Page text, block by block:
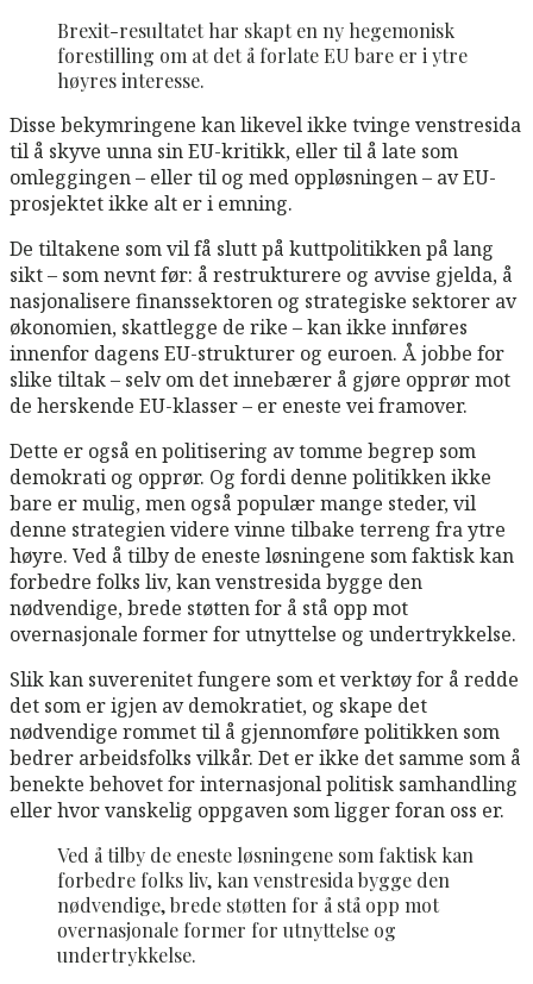
Brexit-resultatet har skapt en ny hegemonisk
forestilling om at det å forlate EU bare er i ytre
høyres interesse.
Disse bekymringene kan likevel ikke tvinge venstresida
til å skyve unna sin EU-kritikk, eller til å late som
omleggingen – eller til og med oppløsningen – av EU-
prosjektet ikke alt er i emning.
De tiltakene som vil få slutt på kuttpolitikken på lang
sikt – som nevnt før: å restrukturere og avvise gjelda, å
nasjonalisere finanssektoren og strategiske sektorer av
økonomien, skattlegge de rike – kan ikke innføres
innenfor dagens EU-strukturer og euroen. Å jobbe for
slike tiltak – selv om det innebærer å gjøre opprør mot
de herskende EU-klasser – er eneste vei framover.
Dette er også en politisering av tomme begrep som
demokrati og opprør. Og fordi denne politikken ikke
bare er mulig, men også populær mange steder, vil
denne strategien videre vinne tilbake terreng fra ytre
høyre. Ved å tilby de eneste løsningene som faktisk kan
forbedre folks liv, kan venstresida bygge den
nødvendige, brede støtten for å stå opp mot
overnasjonale former for utnyttelse og undertrykkelse.
Slik kan suverenitet fungere som et verktøy for å redde
det som er igjen av demokratiet, og skape det
nødvendige rommet til å gjennomføre politikken som
bedrer arbeidsfolks vilkår. Det er ikke det samme som å
benekte behovet for internasjonal politisk samhandling
eller hvor vanskelig oppgaven som ligger foran oss er.
Ved å tilby de eneste løsningene som faktisk kan
forbedre folks liv, kan venstresida bygge den
nødvendige, brede støtten for å stå opp mot
overnasjonale former for utnyttelse og
undertrykkelse.